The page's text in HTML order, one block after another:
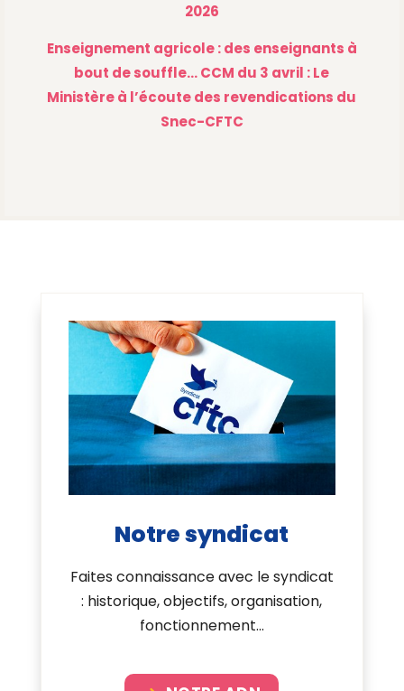
2026
Enseignement agricole : des enseignants à
bout de souffle… CCM du 3 avril : Le
Ministère à l’écoute des revendications du
Snec-CFTC
Notre syndicat
Faites connaissance avec le syndicat
: historique, objectifs, organisation,
fonctionnement...